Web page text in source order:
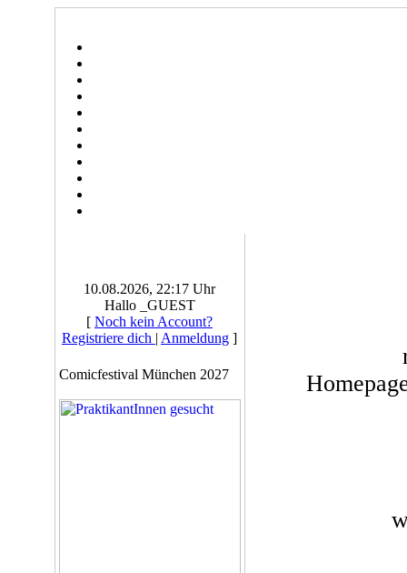
10.08.2026, 22:17 Uhr
Hallo _GUEST
[ Noch kein Account?
Registriere dich | Anmeldung ]
Comicfestival München 2027